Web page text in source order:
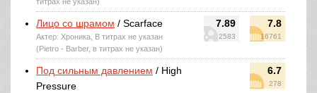
7.89
2583
7.8
16761
Лицо со шрамом / Scarface
Актер: Хроника, В титрах не указан
(Pietro - Barber, в титрах не указан)
6.7
278
Под сильным давлением / High
Pressure